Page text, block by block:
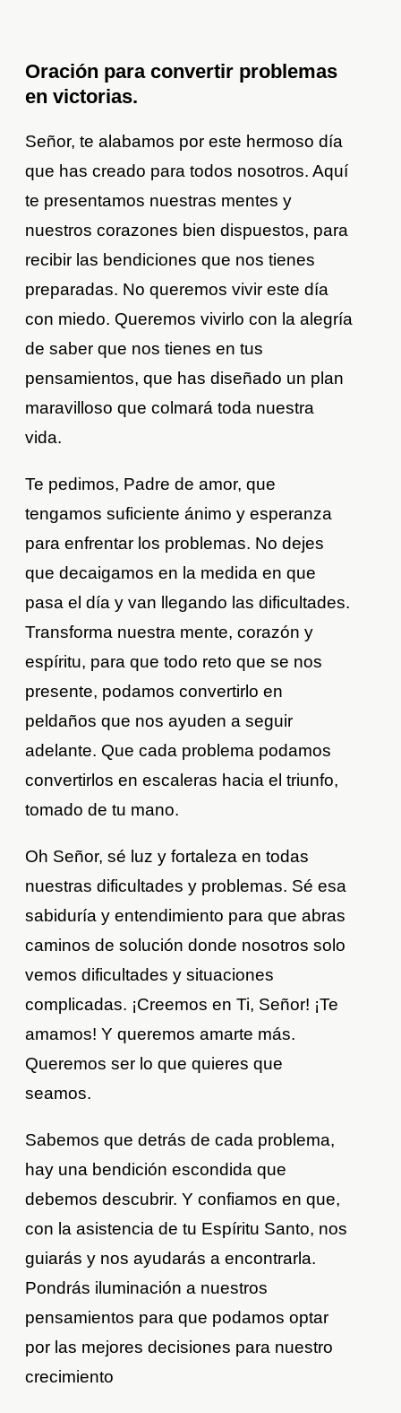
Oración para convertir problemas
en victorias.
Señor, te alabamos por este hermoso día
que has creado para todos nosotros. Aquí
te presentamos nuestras mentes y
nuestros corazones bien dispuestos, para
recibir las bendiciones que nos tienes
preparadas. No queremos vivir este día
con miedo. Queremos vivirlo con la alegría
de saber que nos tienes en tus
pensamientos, que has diseñado un plan
maravilloso que colmará toda nuestra
vida.
Te pedimos, Padre de amor, que
tengamos suficiente ánimo y esperanza
para enfrentar los problemas. No dejes
que decaigamos en la medida en que
pasa el día y van llegando las dificultades.
Transforma nuestra mente, corazón y
espíritu, para que todo reto que se nos
presente, podamos convertirlo en
peldaños que nos ayuden a seguir
adelante. Que cada problema podamos
convertirlos en escaleras hacia el triunfo,
tomado de tu mano.
Oh Señor, sé luz y fortaleza en todas
nuestras dificultades y problemas. Sé esa
sabiduría y entendimiento para que abras
caminos de solución donde nosotros solo
vemos dificultades y situaciones
complicadas. ¡Creemos en Ti, Señor! ¡Te
amamos! Y queremos amarte más.
Queremos ser lo que quieres que
seamos.
Sabemos que detrás de cada problema,
hay una bendición escondida que
debemos descubrir. Y confiamos en que,
con la asistencia de tu Espíritu Santo, nos
guiarás y nos ayudarás a encontrarla.
Pondrás iluminación a nuestros
pensamientos para que podamos optar
por las mejores decisiones para nuestro
crecimiento